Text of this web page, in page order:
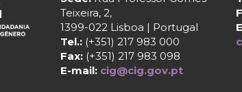
Teixeira, 2,
1399-022 Lisboa | Portugal
Tel.: (+351) 217 983 000
Fax: (+351) 217 983 098
E-mail: cig@cig.gov.pt